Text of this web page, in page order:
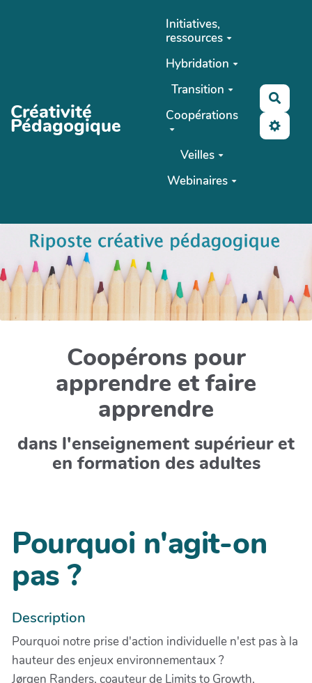
Créativité
Pédagogique
Initiatives,
ressources
Hybridation
Transition
Coopérations
Veilles
Webinaires
Coopérons pour
apprendre et faire
apprendre
dans l'enseignement supérieur et
en formation des adultes
Pourquoi n'agit-on
pas ?
Description
Pourquoi notre prise d'action individuelle n'est pas à la
hauteur des enjeux environnementaux ?
Jørgen Randers, coauteur de Limits to Growth,